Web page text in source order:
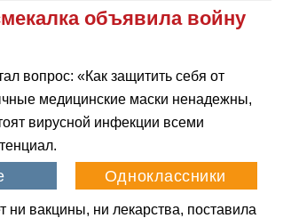
объявила войну
вопрос: «Как защитить себя от
медицинские маски ненадежны,
вирусной инфекции всеми
ни вакцины, ни лекарства, поставила